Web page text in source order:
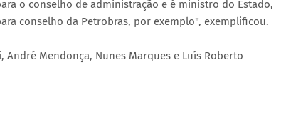
o conselho de administração e é ministro do Estado,
conselho da Petrobras, por exemplo", exemplificou.
Mendonça, Nunes Marques e Luís Roberto